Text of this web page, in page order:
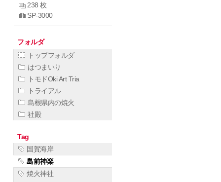
238 枚
SP-3000
フォルダ
トップフォルダ
はつまいり
トモドOki Art Tria
トライアル
島根県内の焼火
社殿
Tag
国賀海岸
島前神楽
焼火神社